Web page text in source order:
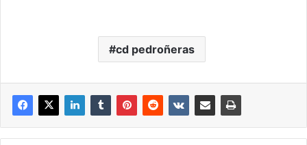
cd pedroñeras